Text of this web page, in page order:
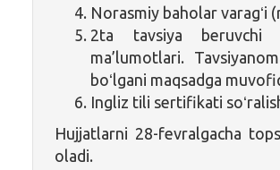
Norasmiy baholar varagʻi
2ta tavsiya beruvchi
ma’lumotlari.
boʻlgani maqsadga
Ingliz tili sertifikati
Hujjatlarni 28-fevralgacha
oladi.